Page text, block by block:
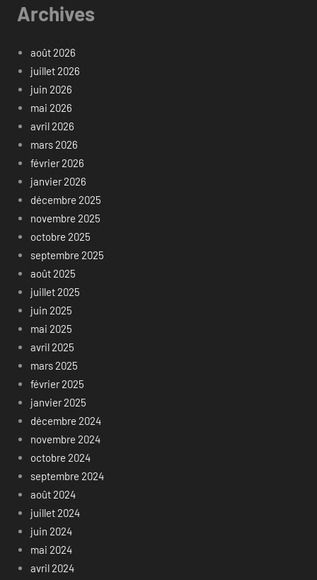
Archives
août 2026
juillet 2026
juin 2026
mai 2026
avril 2026
mars 2026
février 2026
janvier 2026
décembre 2025
novembre 2025
octobre 2025
septembre 2025
août 2025
juillet 2025
juin 2025
mai 2025
avril 2025
mars 2025
février 2025
janvier 2025
décembre 2024
novembre 2024
octobre 2024
septembre 2024
août 2024
juillet 2024
juin 2024
mai 2024
avril 2024